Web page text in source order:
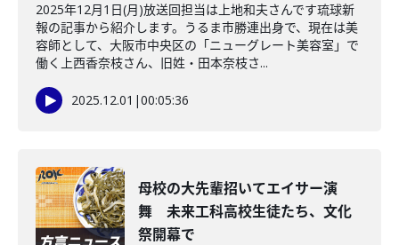
2025年12月1日(月)放送回担当は上地和夫さんです琉球新
報の記事から紹介します。うるま市勝連出身で、現在は美
容師として、大阪市中央区の「ニューグレート美容室」で
働く上西香奈枝さん、旧姓・田本奈枝さ...
2025.12.01 |00:05:36
母校の大先輩招いてエイサー演
舞 未来工科高校生徒たち、文化
祭開幕で